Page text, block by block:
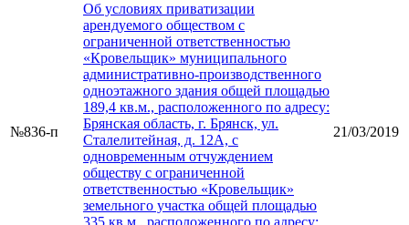
№836-п
Об условиях приватизации
арендуемого обществом с
ограниченной ответственностью
«Кровельщик» муниципального
административно-производственного
одноэтажного здания общей площадью
189,4 кв.м., расположенного по адресу:
Брянская область, г. Брянск, ул.
Сталелитейная, д. 12А, с
одновременным отчуждением
обществу с ограниченной
ответственностью «Кровельщик»
земельного участка общей площадью
21/03/2019